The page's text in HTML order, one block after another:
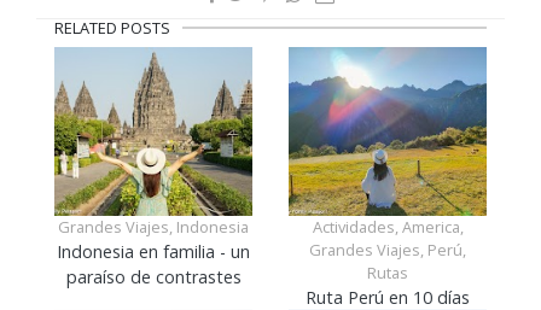
RELATED POSTS
Grandes Viajes, Indonesia
Indonesia en familia - un
paraíso de contrastes
Actividades, America,
Grandes Viajes, Perú,
Rutas
Ruta Perú en 10 días